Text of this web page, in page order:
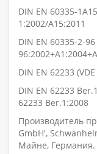
DIN EN 60335-
1:2002/A15:2011
DIN EN 60335-2-
DIN EN 62233
DIN EN 62233
62233 Ber.1:2008
Производитель
GmbH',
Майне, Германия.